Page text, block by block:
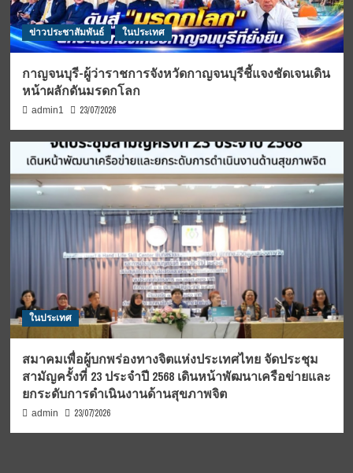
ข่าวประชาสัมพันธ์ ในประเทศ
กาญจนบุรี-ผู้ว่าราชการจังหวัดกาญจนบุรีชี้แจงชัดเจนเดิน
หน้าผลักดันมรดกโลก
admin1 23/07/2026
ในประเทศ
สมาคมเพื่อผู้บกพร่องทางจิตแห่งประเทศไทย จัดประชุม
สามัญครั้งที่ 23 ประจำปี 2568 เดินหน้าพัฒนาเครือข่ายและ
ยกระดับการดำเนินงานด้านสุขภาพจิต
admin 23/07/2026